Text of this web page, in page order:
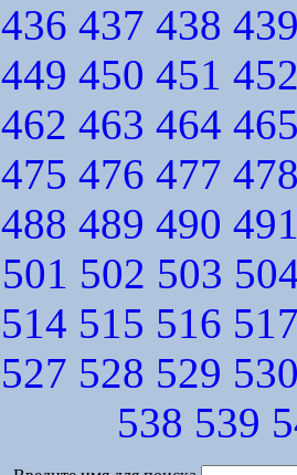
436 437 438
449 450 451
462 463 464
475 476 477
488 489 490
501 502 503
514 515 516
527 528 529
538 539